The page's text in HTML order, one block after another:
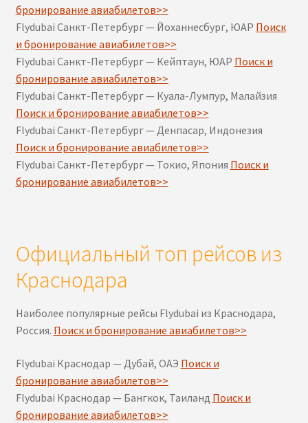
бронирование авиабилетов>>
Flydubai Санкт-Петербург — Йоханнесбург, ЮАР Поиск
и бронирование авиабилетов>>
Flydubai Санкт-Петербург — Кейптаун, ЮАР Поиск и
бронирование авиабилетов>>
Flydubai Санкт-Петербург — Куала-Лумпур, Малайзия
Поиск и бронирование авиабилетов>>
Flydubai Санкт-Петербург — Денпасар, Индонезия
Поиск и бронирование авиабилетов>>
Flydubai Санкт-Петербург — Токио, Япония Поиск и
бронирование авиабилетов>>
Официальный топ рейсов из
Краснодара
Наиболее популярные рейсы Flydubai из Краснодара,
Россия. Поиск и бронирование авиабилетов>>
Flydubai Краснодар — Дубай, ОАЭ Поиск и
бронирование авиабилетов>>
Flydubai Краснодар — Бангкок, Таиланд Поиск и
бронирование авиабилетов>>